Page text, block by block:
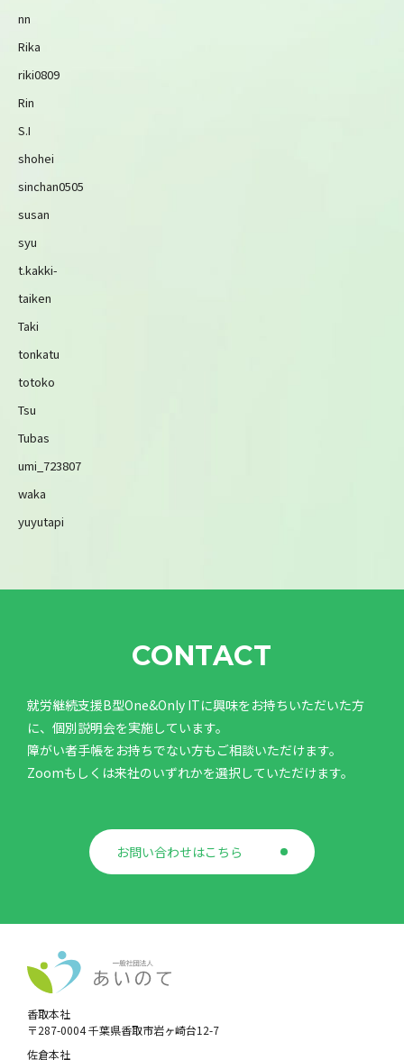
nn
Rika
riki0809
Rin
S.I
shohei
sinchan0505
susan
syu
t.kakki-
taiken
Taki
tonkatu
totoko
Tsu
Tubas
umi_723807
waka
yuyutapi
CONTACT
就労継続支援B型One&Only ITに興味をお持ちいただいた方
に、個別説明会を実施しています。
障がい者手帳をお持ちでない方もご相談いただけます。
Zoomもしくは来社のいずれかを選択していただけます。
お問い合わせはこちら
香取本社
〒287-0004 千葉県香取市岩ヶ崎台12-7
佐倉本社